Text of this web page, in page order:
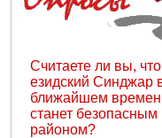
Считаете ли вы, что
езидский Синджар
ближайшем
станет безопасным
районом?